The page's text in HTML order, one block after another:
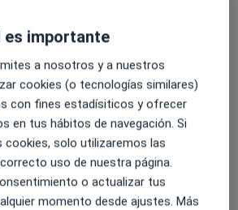
a las nuevas tecnologías
comportamentales
es importante
a nosotros y a nuestros
cookies (o tecnologías similares)
con fines estadísiticos y ofrecer
en tus hábitos de navegación. Si
cookies, solo utilizaremos las
uso de nuestra página.
o actualizar tus
momento desde ajustes. Más